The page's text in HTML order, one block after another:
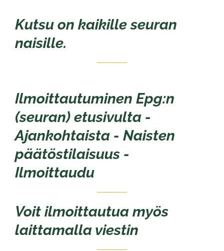
Kutsu on kaikille seuran
naisille.
Ilmoittautuminen Epg:n
(seuran) etusivulta -
Ajankohtaista - Naisten
päätöstilaisuus ​​​-
Ilmoittaudu
Voit ilmoittautua myös
laittamalla viestin